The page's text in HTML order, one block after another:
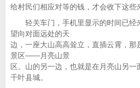
给村民们相应对等的钱，才会收下这些
轻关车门，手机里显示的时间已经
望向对面远处的天
边，一座大山高高耸立，直插云霄，那
景区——月亮山景
区。山的另一边，也就是在月亮山另一
千叶县城。